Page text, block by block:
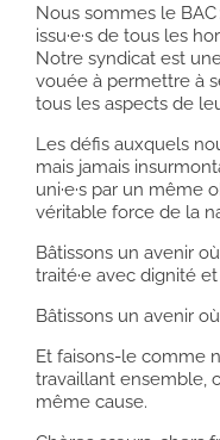
Nous sommes le BAC
issu·e·s de tous les
Notre syndicat est
vouée à permettre à
tous les aspects de
Les défis auxquels
mais jamais
uni·e·s par un même
véritable force de la
Bâtissons un avenir
traité·e avec dignité
Bâtissons un avenir
Et faisons-le comme
travaillant ensemble,
même cause.